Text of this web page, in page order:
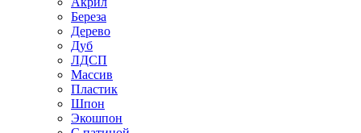
Береза
Дерево
Дуб
ЛДСП
Массив
Пластик
Шпон
Экошпон